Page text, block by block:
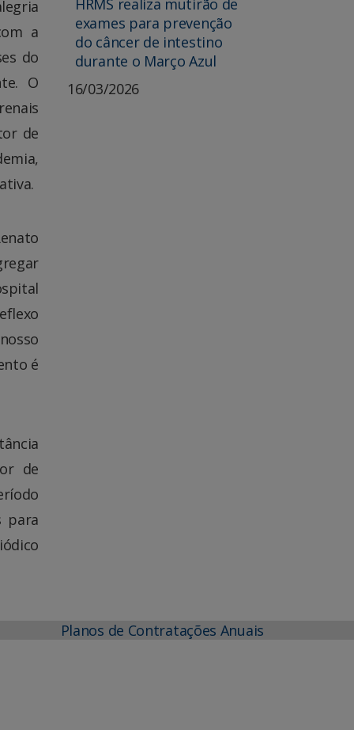
a
do
O
de
é
de
para
exames para prevenção
do câncer de intestino
durante o Março Azul
16/03/2026
Planos de Contratações Anuais